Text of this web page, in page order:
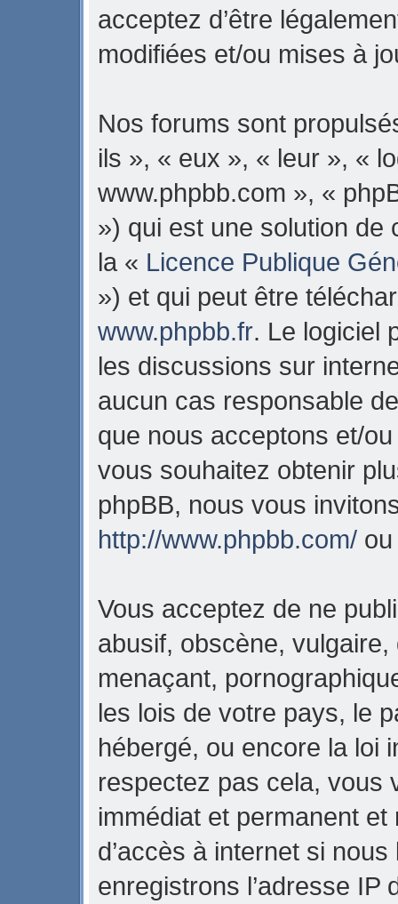
acceptez d’être
modifiées et/ou mises à
Nos forums sont
ils », « eux », « leur », «
www.phpbb.com », «
») qui est une solution de
la « Licence Publique
») et qui peut être
www.phpbb.fr. Le logiciel
les discussions sur
aucun cas responsable
que nous acceptons et/
vous souhaitez obtenir
phpBB, nous vous
http://www.phpbb.com/
Vous acceptez de ne
abusif, obscène,
menaçant,
les lois de votre pays, le
hébergé, ou encore la loi
respectez pas cela, vous
immédiat et permanent
d’accès à internet si
enregistrons l’adresse IP